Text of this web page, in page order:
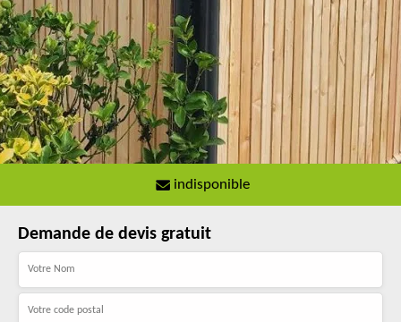
indisponible
Demande de devis gratuit